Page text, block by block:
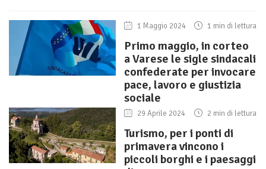
1 Maggio 2024 1 min di lettura
Primo maggio, in corteo
a Varese le sigle sindacali
confederate per invocare
pace, lavoro e giustizia
sociale
29 Aprile 2024 2 min di lettura
Turismo, per i ponti di
primavera vincono i
piccoli borghi e i paesaggi